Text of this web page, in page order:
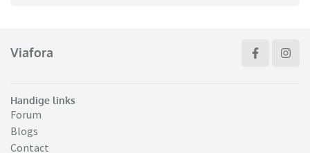
Viafora
Handige links
Forum
Blogs
Contact